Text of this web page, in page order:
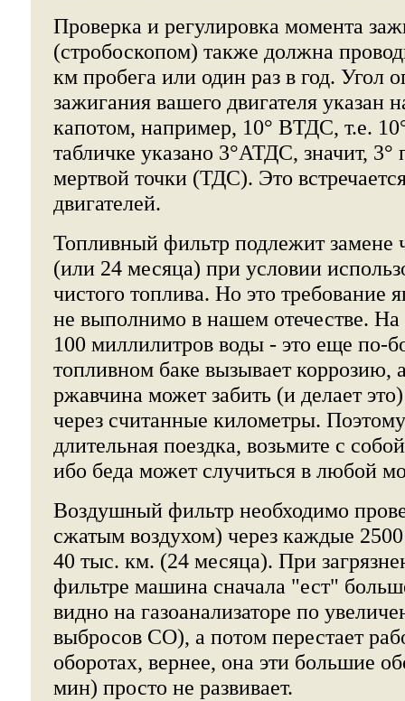
Проверка и регулировка момента
(стробоскопом) также должна
км пробега или один раз в год. Угол
зажигания вашего двигателя указан
капотом, например, 10° ВТДС, т.е.
табличке указано 3°АТДС, значит, 3°
мертвой точки (ТДС). Это
двигателей.
Топливный фильтр подлежит замене
(или 24 месяца) при условии
чистого топлива. Но это требование
не выполнимо в нашем отечестве. На
100 миллилитров воды - это еще по-
топливном баке вызывает коррозию,
ржавчина может забить (и делает
через считанные километры.
длительная поездка, возьмите с
ибо беда может случиться в любой
Воздушный фильтр необходимо
сжатым воздухом) через каждые
40 тыс. км. (24 месяца). При
фильтре машина сначала "ест"
видно на газоанализаторе по
выбросов СО), а потом перестает
оборотах, вернее, она эти большие
мин) просто не развивает.